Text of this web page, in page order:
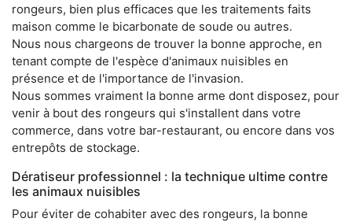
rongeurs, bien plus efficaces que les traitements faits
maison comme le bicarbonate de soude ou autres.
Nous nous chargeons de trouver la bonne approche, en
tenant compte de l'espèce d'animaux nuisibles en
présence et de l'importance de l'invasion.
Nous sommes vraiment la bonne arme dont disposez, pour
venir à bout des rongeurs qui s'installent dans votre
commerce, dans votre bar-restaurant, ou encore dans vos
entrepôts de stockage.
Dératiseur professionnel : la technique ultime contre
les animaux nuisibles
Pour éviter de cohabiter avec des rongeurs, la bonne